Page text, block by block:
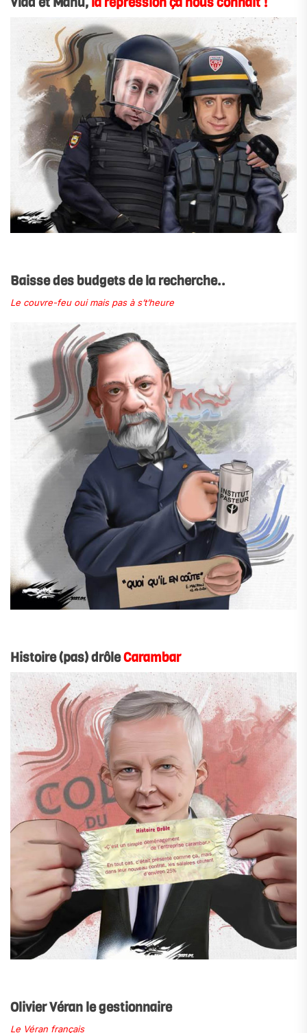
Baisse des budgets de la recherche..
Le couvre-feu oui mais pas à s’t’heure
Histoire (pas) drôleCarambar
Olivier Véran le gestionnaire
Le Véran français